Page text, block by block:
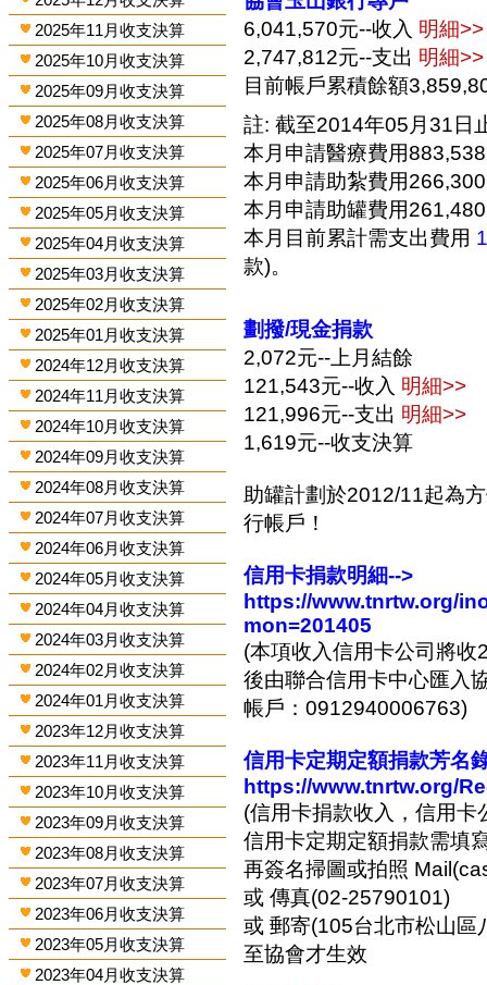
2025年11月收支決算
2025年10月收支決算
2025年09月收支決算
2025年08月收支決算
2025年07月收支決算
2025年06月收支決算
2025年05月收支決算
2025年04月收支決算
2025年03月收支決算
2025年02月收支決算
2025年01月收支決算
2024年12月收支決算
2024年11月收支決算
2024年10月收支決算
2024年09月收支決算
2024年08月收支決算
2024年07月收支決算
2024年06月收支決算
2024年05月收支決算
2024年04月收支決算
2024年03月收支決算
2024年02月收支決算
2024年01月收支決算
2023年12月收支決算
2023年11月收支決算
2023年10月收支決算
2023年09月收支決算
2023年08月收支決算
2023年07月收支決算
2023年06月收支決算
2023年05月收支決算
2023年04月收支決算
6,041,570元--收入 明細>>
2,747,812元--支出 明細>>
目前帳戶累積餘額
註: 截至2014年05月31日
本月申請醫療費用
本月申請助紮費用
本月申請助罐費用
本月目前累計需支出費用
款)。
劃撥/現金捐款
2,072元--上月結餘
121,543元--收入 明細>>
121,996元--支出 明細>>
1,619元--收支決算
助罐計劃於2012/11起為
行帳戶！
信用卡捐款明細-->
https://www.tnrtw.org/
mon=201405
(本項收入信用卡公司將
後由聯合信用卡中心匯入
帳戶：0912940006763)
信用卡定期定額捐款芳名
https://www.tnrtw.org/
(信用卡捐款收入，信用
信用卡定期定額捐款需填
再簽名掃圖或拍照
或 傳真(02-25790101)
或 郵寄(105台北市松山
至協會才生效